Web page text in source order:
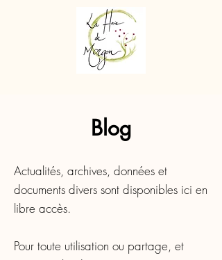
Blog
Actualités, archives, données et
documents divers sont disponibles ici en
libre accès.
Pour toute utilisation ou partage, et